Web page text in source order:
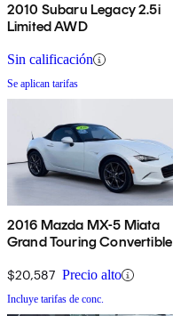
2010 Subaru Legacy 2.5i
Limited AWD
Sin calificación
Se aplican tarifas
2016 Mazda MX-5 Miata
Grand Touring Convertible
$20,587 Precio alto
Incluye tarifas de conc.